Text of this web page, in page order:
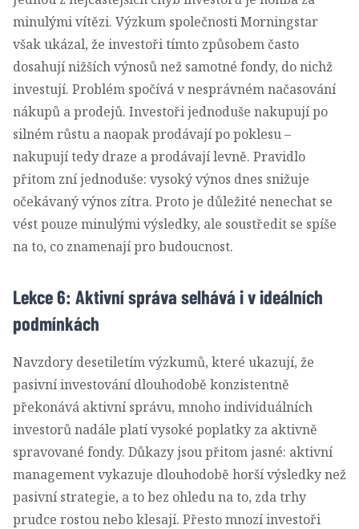
minulými vítězi. Výzkum společnosti Morningstar
však ukázal, že investoři tímto způsobem často
dosahují nižších výnosů než samotné fondy, do nichž
investují. Problém spočívá v nesprávném načasování
nákupů a prodejů. Investoři jednoduše nakupují po
silném růstu a naopak prodávají po poklesu –
nakupují tedy draze a prodávají levně. Pravidlo
přitom zní jednoduše: vysoký výnos dnes snižuje
očekávaný výnos zítra. Proto je důležité nenechat se
vést pouze minulými výsledky, ale soustředit se spíše
na to, co znamenají pro budoucnost.
Lekce 6: Aktivní správa selhává i v ideálních
podmínkách
Navzdory desetiletím výzkumů, které ukazují, že
pasivní investování dlouhodobě konzistentně
překonává aktivní správu, mnoho individuálních
investorů nadále platí vysoké poplatky za aktivně
spravované fondy. Důkazy jsou přitom jasné: aktivní
management vykazuje dlouhodobě horší výsledky než
pasivní strategie, a to bez ohledu na to, zda trhy
prudce rostou nebo klesají. Přesto mnozí investoři